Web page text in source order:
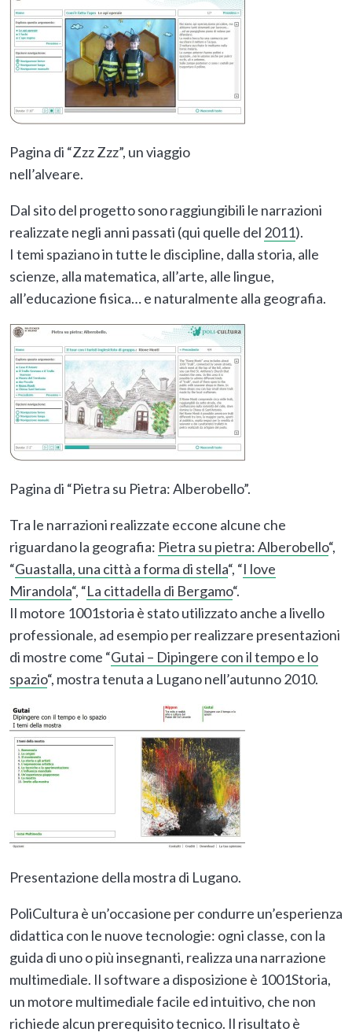
Pagina di “Zzz Zzz”, un viaggio
nell’alveare.
Dal sito del progetto sono raggiungibili le narrazioni
realizzate negli anni passati (qui quelle del 2011).
I temi spaziano in tutte le discipline, dalla storia, alle
scienze, alla matematica, all’arte, alle lingue,
all’educazione fisica… e naturalmente alla geografia.
Pagina di “Pietra su Pietra: Alberobello”.
Tra le narrazioni realizzate eccone alcune che
riguardano la geografia: Pietra su pietra: Alberobello“,
“Guastalla, una città a forma di stella“, “I love
Mirandola“, “La cittadella di Bergamo“.
Il motore 1001storia è stato utilizzato anche a livello
professionale, ad esempio per realizzare presentazioni
di mostre come “Gutai – Dipingere con il tempo e lo
spazio“, mostra tenuta a Lugano nell’autunno 2010.
Presentazione della mostra di Lugano.
PoliCultura è un’occasione per condurre un’esperienza
didattica con le nuove tecnologie: ogni classe, con la
guida di uno o più insegnanti, realizza una narrazione
multimediale. Il software a disposizione è 1001Storia,
un motore multimediale facile ed intuitivo, che non
richiede alcun prerequisito tecnico. Il risultato è